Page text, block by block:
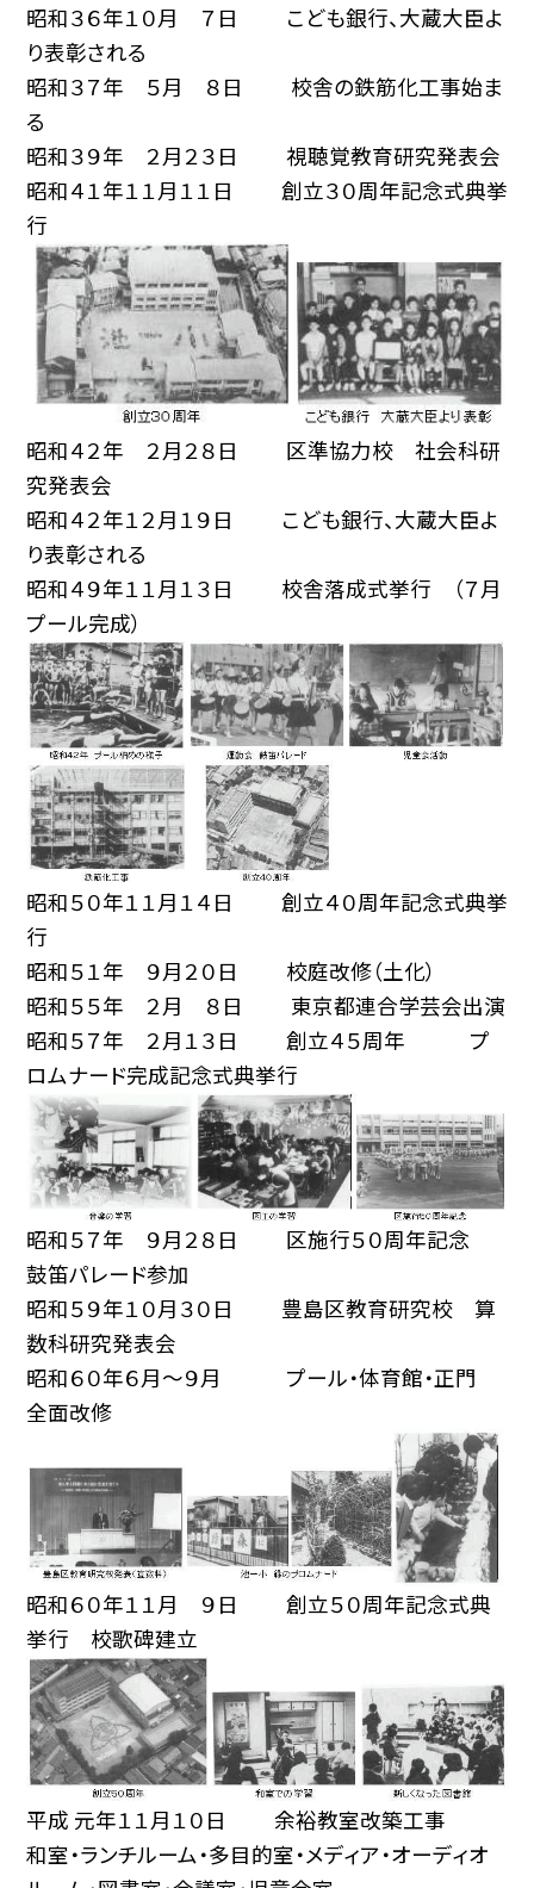
昭和３６年１０月 ７日 こども銀行、大蔵大臣よ
り表彰される
昭和３７年 ５月 ８日 校舎の鉄筋化工事始ま
る
昭和３９年 ２月２３日 視聴覚教育研究発表会
昭和４１年１１月１１日 創立３０周年記念式典挙
行
昭和４２年 ２月２８日 区準協力校 社会科研
究発表会
昭和４２年１２月１９日 こども銀行、大蔵大臣よ
り表彰される
昭和４９年１１月１３日 校舎落成式挙行 （７月
プール完成）
昭和５０年１１月１４日 創立４０周年記念式典挙
行
昭和５１年 ９月２０日 校庭改修（土化）
昭和５５年 ２月 ８日 東京都連合学芸会出演
昭和５７年 ２月１３日 創立４５周年 プ
ロムナード完成記念式典挙行
昭和５７年 ９月２８日 区施行５０周年記念
鼓笛パレード参加
昭和５９年１０月３０日 豊島区教育研究校 算
数科研究発表会
昭和６０年６月〜９月 プール・体育館・正門
全面改修
昭和６０年１１月 ９日 創立５０周年記念式典
挙行 校歌碑建立
平成 元年１１月１０日 余裕教室改築工事
和室・ランチルーム・多目的室・メディア・オーディオ